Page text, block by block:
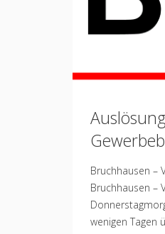
Bruchhausen –
Bruchhausen –
wenigen Tagen